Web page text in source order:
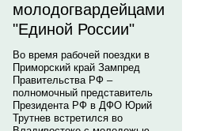
молодогвардейцами
"Единой России"
Во время рабочей поездки в
Приморский край Зампред
Правительства РФ –
полномочный представитель
Президента РФ в ДФО Юрий
Трутнев встретился во